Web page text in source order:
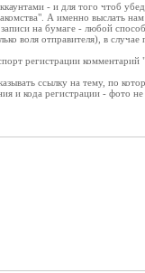
- и для того чтоб
А именно выслать
записи на бумаге - любой
воля отправителя), в
регистрации
ссылку на тему, по
и кода регистрации - фото